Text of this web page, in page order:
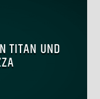
TITAN UND